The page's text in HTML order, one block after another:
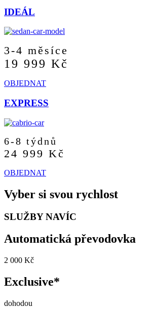
IDEÁL
3-4 měsíce
19 999 Kč
OBJEDNAT
EXPRESS
6-8 týdnů
24 999 Kč
OBJEDNAT
Vyber si svou rychlost
SLUŽBY NAVÍC
Automatická převodovka
2 000 Kč
Exclusive*
dohodou